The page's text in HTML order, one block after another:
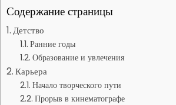
Содержание страницы
Детство
Ранние годы
Образование и увлечения
Карьера
Начало творческого пути
Прорыв в кинематографе